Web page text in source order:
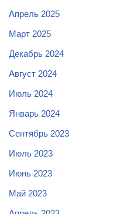
Апрель 2025
Март 2025
Декабрь 2024
Август 2024
Июль 2024
Январь 2024
Сентябрь 2023
Июль 2023
Июнь 2023
Май 2023